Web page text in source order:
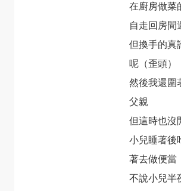
在廚房做菜
自走回房間
但換手的真
呢（歪頭）
然後我還圍
父親
但這時也沒
小兒睡著後
著去做便當
不說小兒半